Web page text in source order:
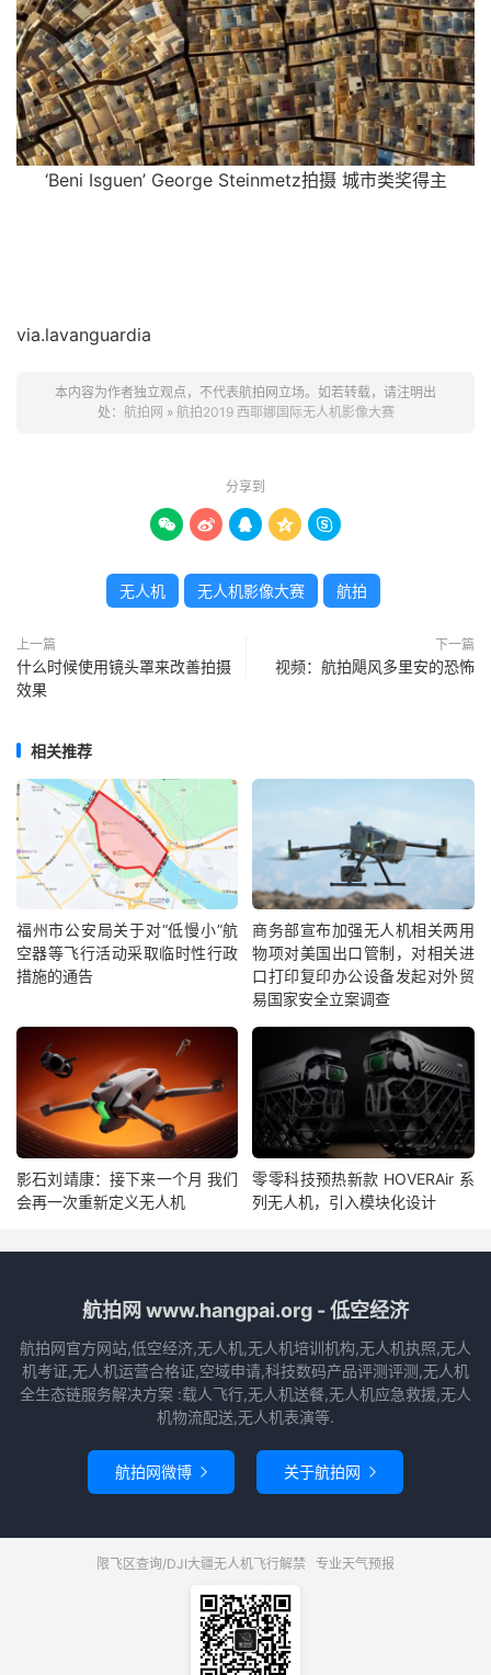
‘Beni Isguen’ George Steinmetz拍摄 城市类奖得主
via.lavanguardia
本内容为作者独立观点，不代表航拍网立场。如若转载，请注明出
处： 航拍网 » 航拍2019 西耶娜国际无人机影像大赛
分享到
    
无人机 无人机影像大赛 航拍
上一篇
什么时候使用镜头罩来改善拍摄
效果
下一篇
视频：航拍飓风多里安的恐怖
相关推荐
福州市公安局关于对“低慢小”航
空器等飞行活动采取临时性行政
措施的通告
商务部宣布加强无人机相关两用
物项对美国出口管制，对相关进
口打印复印办公设备发起对外贸
易国家安全立案调查
影石刘靖康：接下来一个月 我们
会再一次重新定义无人机
零零科技预热新款 HOVERAir 系
列无人机，引入模块化设计
航拍网 www.hangpai.org - 低空经济
航拍网官方网站,低空经济,无人机,无人机培训机构,无人机执照,无人
机考证,无人机运营合格证,空域申请,科技数码产品评测评测,无人机
全生态链服务解决方案 :载人飞行,无人机送餐,无人机应急救援,无人
机物流配送,无人机表演等.
航拍网微博  关于航拍网 
限飞区查询/DJI大疆无人机飞行解禁 专业天气预报